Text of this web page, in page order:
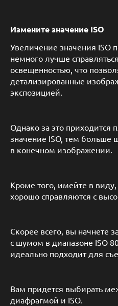
Измените значение ISO
Увеличение значения ISO
немного лучше
освещенностью, что
детализированные
экспозицией.
Однако за это приходится
значение ISO, тем больше
в конечном изображении.
Кроме того, имейте в
хорошо справляются с
Скорее всего, вы начнете
с шумом в диапазоне ISO
идеально подходит для
Вам придется выбирать
диафрагмой и ISO.